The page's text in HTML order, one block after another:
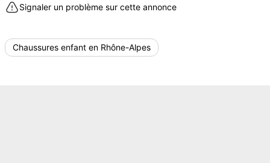
Signaler un problème sur cette annonce
Chaussures enfant en Rhône-Alpes